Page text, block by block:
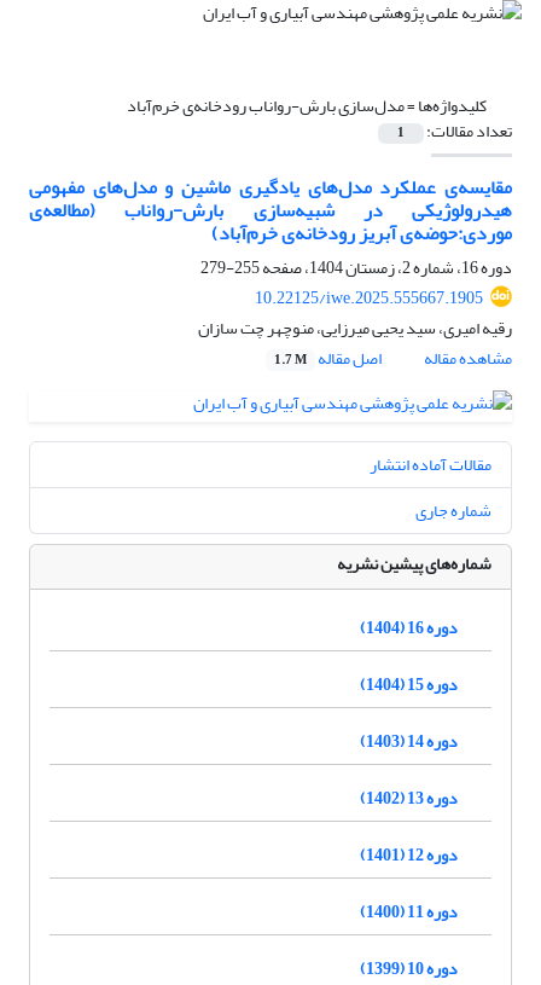
کلیدواژه‌ها =مدل‌سازی بارش-رواناب رودخانه‌ی خرم‌آباد
تعداد مقالات: 1
مقایسه‌ی عملکرد مدل‌های یادگیری ماشین و مدل‌های مفهومی
هیدرولوژیکی در شبیه‌سازی بارش-رواناب (مطالعه‌ی
موردی:حوضه‌ی آبریز رودخانه‌ی خرم‌آباد)
دوره 16، شماره 2، زمستان 1404، صفحه
255-279
10.22125/iwe.2025.555667.1905
رقیه امیری، سید یحیی میرزایی، منوچهر چت سازان
مشاهده مقاله
اصل مقاله 1.7 M
مقالات آماده انتشار
شماره جاری
شماره‌های پیشین نشریه
دوره 16 (1404)
دوره 15 (1404)
دوره 14 (1403)
دوره 13 (1402)
دوره 12 (1401)
دوره 11 (1400)
دوره 10 (1399)